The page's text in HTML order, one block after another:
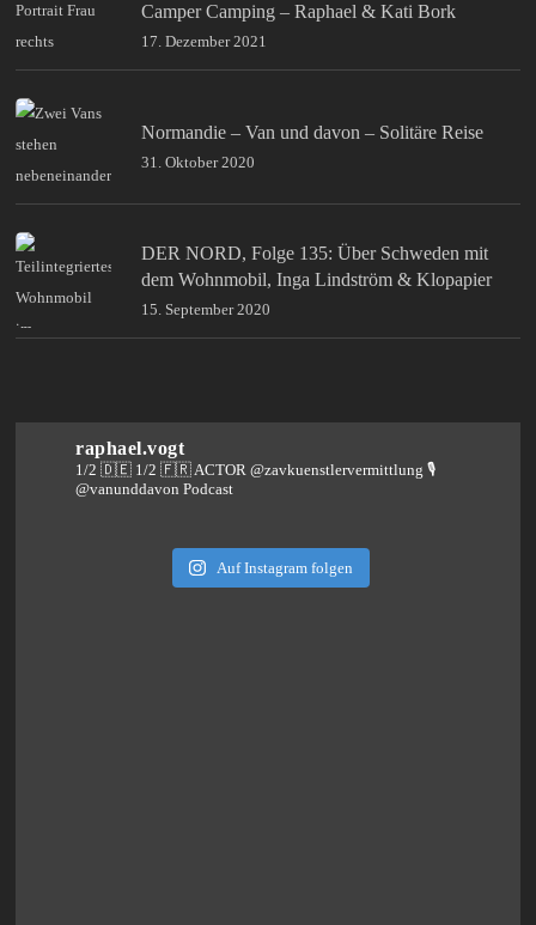
Camper Camping – Raphael & Kati Bork
17. Dezember 2021
Normandie – Van und davon – Solitäre Reise
31. Oktober 2020
DER NORD, Folge 135: Über Schweden mit
dem Wohnmobil, Inga Lindström & Klopapier
15. September 2020
raphael.vogt
1/2 🇩🇪 1/2 🇫🇷 ACTOR @zavkuenstlervermittlung🎙️
@vanunddavon Podcast
Auf Instagram folgen